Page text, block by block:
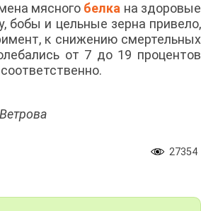
мясного белка на здоровые
бобы и цельные зерна привело,
к снижению смертельных
от 7 до 19 процентов
27354